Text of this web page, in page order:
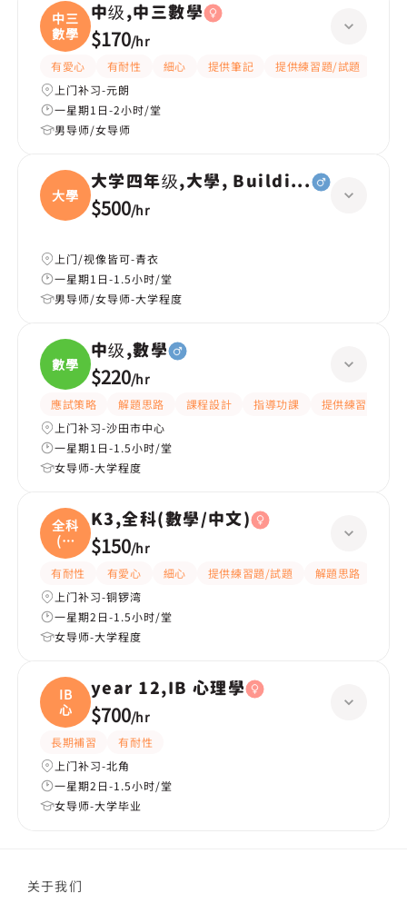
中三
數學
中级,中三數學
$170/hr
有愛心 有耐性 細心 提供筆記 提供練習題/試題
上门补习-元朗
一星期1日-2小时/堂
男导师/女导师
大學
大学四年级,大學, Building services
$500/hr
上门/视像皆可-青衣
一星期1日-1.5小时/堂
男导师/女导师-大学程度
數學
中级,數學
$220/hr
應試策略 解題思路 課程設計 指導功課
提供練習題/試題
上门补习-沙田市中心
一星期1日-1.5小时/堂
女导师-大学程度
全科
(數
學
K3,全科(數學/中文)
$150/hr
有耐性 有愛心 細心 提供練習題/試題 解題思路
上门补习-铜锣湾
一星期2日-1.5小时/堂
女导师-大学程度
IB
心
year 12,IB 心理學
$700/hr
長期補習
有耐性
上门补习-北角
一星期2日-1.5小时/堂
女导师-大学毕业
关于我们